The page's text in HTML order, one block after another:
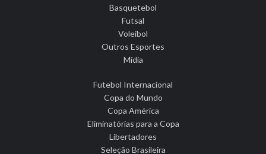
Basquetebol
Futsal
Voleibol
Outros Esportes
Mídia
Futebol Internacional
Copa do Mundo
Copa América
Eliminatórias para a Copa
Libertadores
Seleção Brasileira